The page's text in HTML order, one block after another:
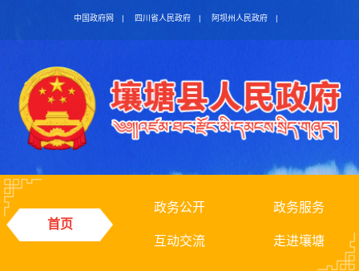
中国政府网 | 四川省人民政府 | 阿坝州人民政府 |
首页
政务公开 政务服务
互动交流 走进壤塘